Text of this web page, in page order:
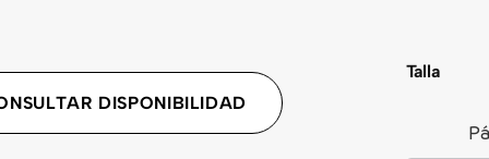
DISPONIBILIDAD
Talla